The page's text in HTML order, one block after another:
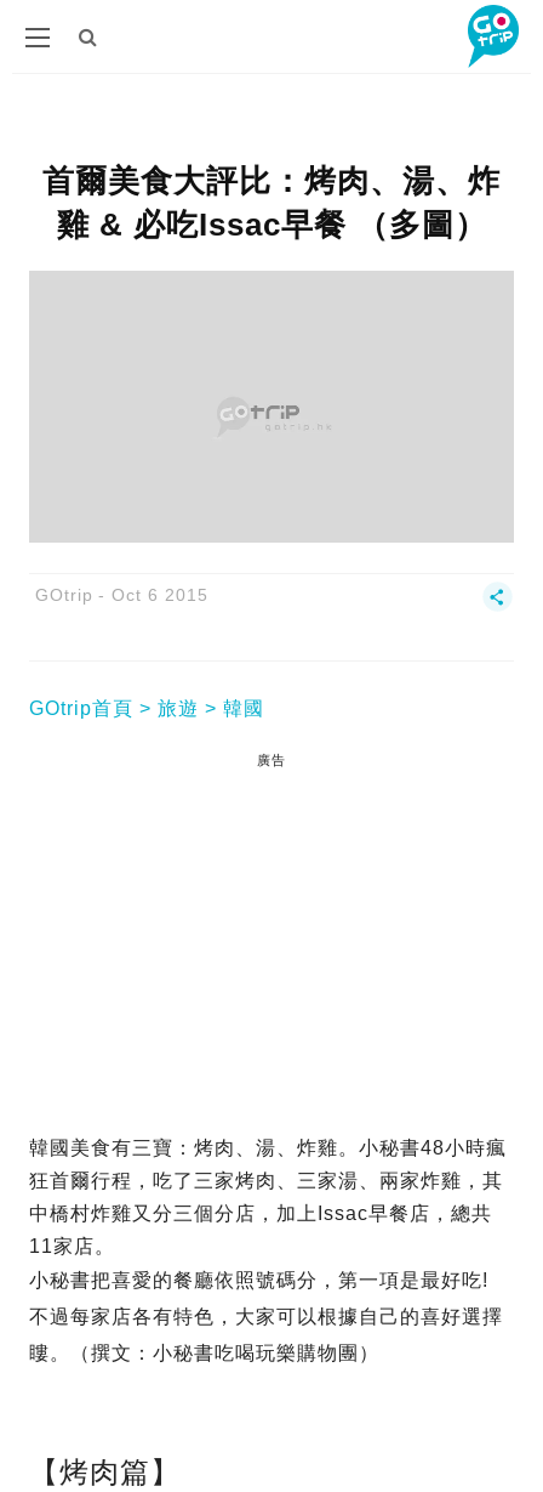
首爾美食大評比：烤肉、湯、炸
雞 & 必吃Issac早餐 （多圖）
GOtrip Oct 6 2015
GOtrip首頁 旅遊 韓國
廣告
韓國美食有三寶：烤肉、湯、炸雞。小秘書48小時瘋
狂首爾行程，吃了三家烤肉、三家湯、兩家炸雞，其
中橋村炸雞又分三個分店，加上Issac早餐店，總共
11家店。
小秘書把喜愛的餐廳依照號碼分，第一項是最好吃!
不過每家店各有特色，大家可以根據自己的喜好選擇
瞜。（撰文：小秘書吃喝玩樂購物團）
【烤肉篇】